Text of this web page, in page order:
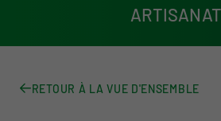
RETOUR À LA VUE D'ENSEMBLE